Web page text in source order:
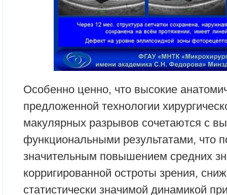
Особенно ценно, что высокие
предложенной технологии
макулярных разрывов сочетаются с
функциональными результатами, что
значительным повышением средних
корригированной остроты зрения,
статистически значимой динамикой